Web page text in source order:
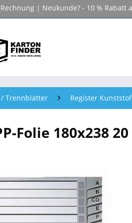
| Neukunde? - 10 % Rabatt
/ Trennblätter Register
Folie 180x238